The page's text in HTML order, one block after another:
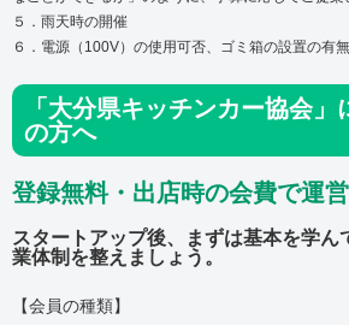
５．雨天時の開催
６．電源（100V）の使用可否、ゴミ箱の設置の有
「大分県キッチンカー協会」
の方へ
登録無料・出店時の会費で運
スタートアップ後、まずは基本を学ん
業体制を整えましょう。
【会員の種類】